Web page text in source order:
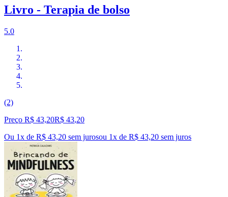
Livro - Terapia de bolso
5.0
(2)
Preço R$ 43,20R$ 43,20
Ou 1x de R$ 43,20 sem jurosou 1x de R$ 43,20 sem juros